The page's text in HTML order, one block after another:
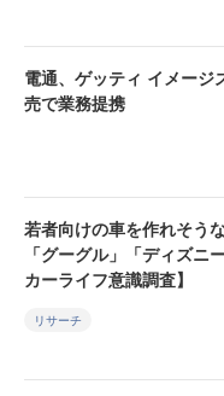
電通、ゲッティ イメージ
売で業務提携
若者向けの車を作れそう
「グーグル」「ディズニ
カーライフ意識調査】
リサーチ